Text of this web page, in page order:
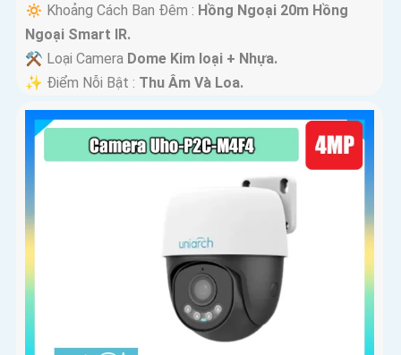
🔅 Khoảng Cách Ban Đêm : Hồng Ngoại 20m Hồng
Ngoại Smart IR.
⚒ Loại Camera Dome Kim loại + Nhựa.
️✨ Điểm Nỗi Bật : Thu Âm Và Loa.